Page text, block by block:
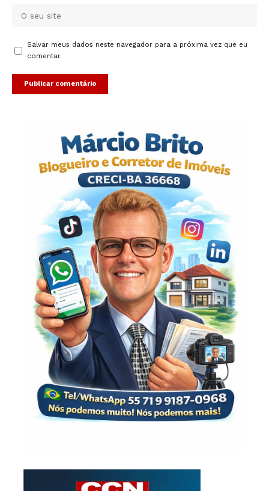
Salvar meus dados neste navegador para a próxima vez que eu
comentar.